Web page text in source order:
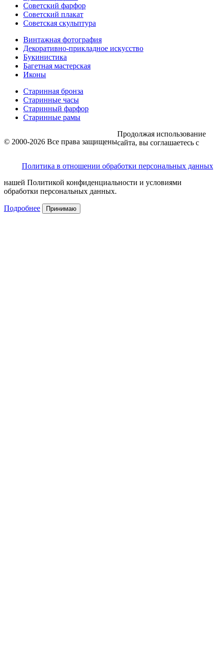
Советский фарфор
Советский плакат
Советская скульптура
Винтажная фотография
Декоративно-прикладное искусство
Букинистика
Багетная мастерская
Иконы
Старинная бронза
Старинные часы
Старинный фарфор
Старинные рамы
© 2000-2026 Все права защищены
Политика в отношении обработки персональных данных
Продолжая использование
сайта, вы соглашаетесь с
нашей Политикой конфиденциальности и условиями
обработки персональных данных.
Подробнее Принимаю